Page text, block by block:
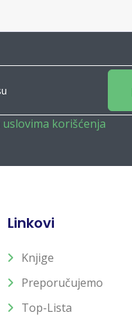
uslovima korišćenja
Linkovi
Knjige
Preporučujemo
Top-Lista